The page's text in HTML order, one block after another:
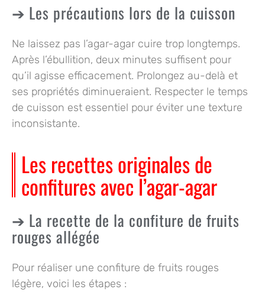
Les précautions lors de la cuisson
Ne laissez pas l’agar-agar cuire trop longtemps.
Après l’ébullition, deux minutes suffisent pour
qu’il agisse efficacement. Prolongez au-delà et
ses propriétés diminueraient. Respecter le temps
de cuisson est essentiel pour éviter une texture
inconsistante.
Les recettes originales de
confitures avec l’agar-agar
La recette de la confiture de fruits
rouges allégée
Pour réaliser une confiture de fruits rouges
légère, voici les étapes :